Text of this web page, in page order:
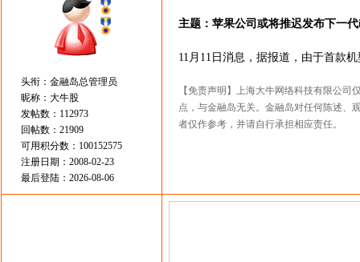
头衔：金融岛总管理员
昵称：大牛股
发帖数：112973
回帖数：21909
可用积分数：100152575
注册日期：2008-02-23
最后登陆：2026-08-06
主题：苹果公司或将推迟发布下一
11月11日消息，据报道，由于首款
【免责声明】上海大牛网络科技有限公
点，与金融岛无关。金融岛对任何陈述、
者仅作参考，并请自行承担相应责任。